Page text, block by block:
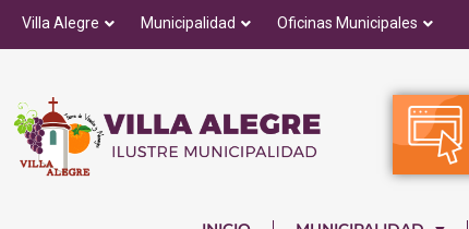
Villa Alegre Municipalidad Oficinas Municipales